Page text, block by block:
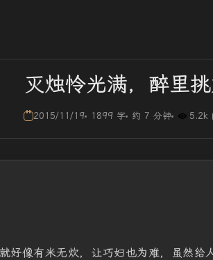
灭烛怜光满，醉里
2015/11/19 1899 字 约 7 分钟 5.2k
好像有米无炊，让巧妇也为难，虽然给